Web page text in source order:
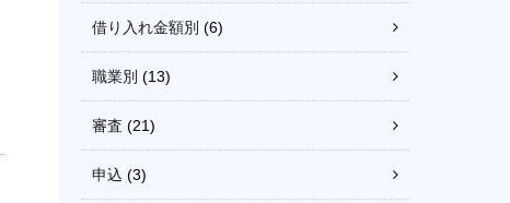
借り入れ金額別 (6)
職業別 (13)
審査 (21)
申込 (3)